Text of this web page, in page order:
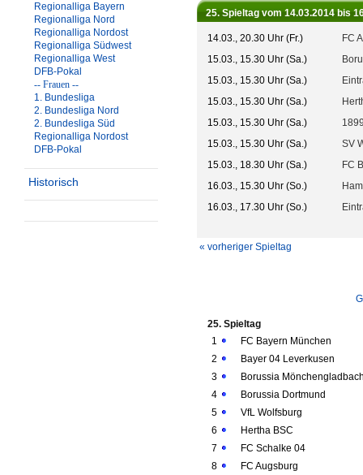
Regionalliga Bayern
Regionalliga Nord
Regionalliga Nordost
Regionalliga Südwest
Regionalliga West
DFB-Pokal
-- Frauen --
1. Bundesliga
2. Bundesliga Nord
2. Bundesliga Süd
Regionalliga Nordost
DFB-Pokal
Historisch
25. Spieltag vom 14.03.2014 bis
14.03., 20.30 Uhr (Fr.)
FC
15.03., 15.30 Uhr (Sa.)
15.03., 15.30 Uhr (Sa.)
15.03., 15.30 Uhr (Sa.)
15.03., 15.30 Uhr (Sa.)
15.03., 15.30 Uhr (Sa.)
SV
15.03., 18.30 Uhr (Sa.)
FC
16.03., 15.30 Uhr (So.)
16.03., 17.30 Uhr (So.)
« vorheriger Spieltag
25. Spieltag
1
FC Bayern München
2
Bayer 04 Leverkusen
3
Borussia
4
Borussia Dortmund
5
VfL Wolfsburg
6
Hertha BSC
7
FC Schalke 04
8
FC Augsburg